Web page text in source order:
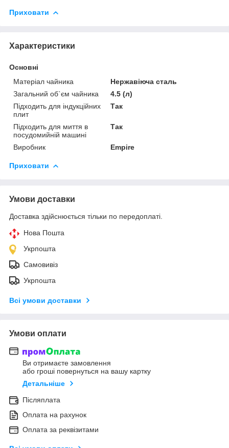
Приховати
Характеристики
Основні
Матеріал чайника
Нержавіюча сталь
Загальний об`єм чайника
4.5 (л)
Підходить для індукційних
плит
Так
Підходить для миття в
посудомийній машині
Так
Виробник Empire
Приховати
Умови доставки
Доставка здійснюється тільки по передоплаті.
Нова Пошта
Укрпошта
Самовивіз
Укрпошта
Всі умови доставки
Умови оплати
Ви отримаєте замовлення
або гроші повернуться на вашу картку
Детальніше
Післяплата
Оплата на рахунок
Оплата за реквізитами